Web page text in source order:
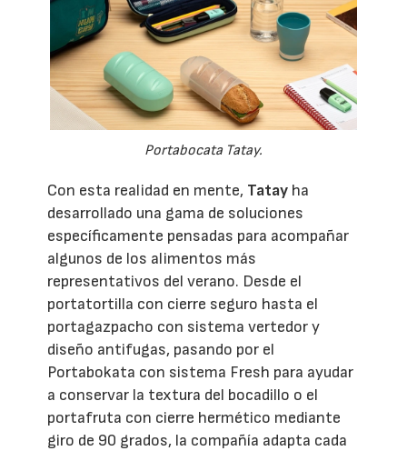
Portabocata Tatay.
Con esta realidad en mente, Tatay ha
desarrollado una gama de soluciones
específicamente pensadas para acompañar
algunos de los alimentos más
representativos del verano. Desde el
portatortilla con cierre seguro hasta el
portagazpacho con sistema vertedor y
diseño antifugas, pasando por el
Portabokata con sistema Fresh para ayudar
a conservar la textura del bocadillo o el
portafruta con cierre hermético mediante
giro de 90 grados, la compañía adapta cada